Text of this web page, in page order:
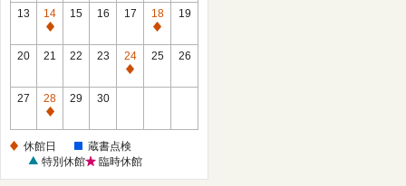
館
日
13
14
休
館
15 16 17
18
休
館
19
20 21 22 23
24
休
25 26
27
28
休
日
29 30
休館日
蔵書点検
特別休館
臨時休館